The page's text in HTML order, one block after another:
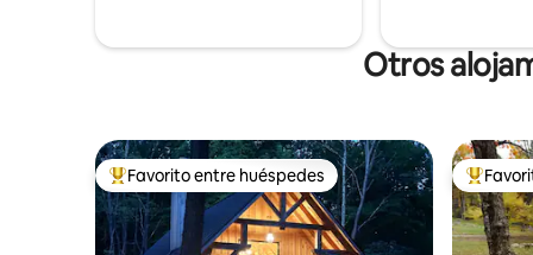
Otros
Favorito entre huéspedes preferido
Favorito entre huéspedes